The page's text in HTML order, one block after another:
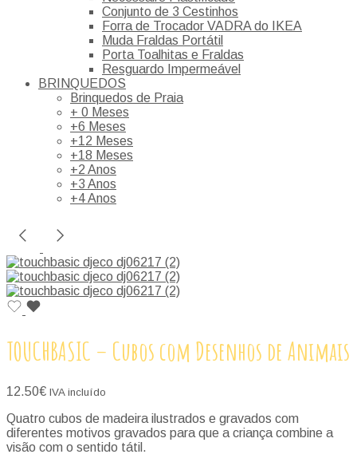
Conjunto de 3 Cestinhos
Forra de Trocador VADRA do IKEA
Muda Fraldas Portátil
Porta Toalhitas e Fraldas
Resguardo Impermeável
BRINQUEDOS
Brinquedos de Praia
+ 0 Meses
+6 Meses
+12 Meses
+18 Meses
+2 Anos
+3 Anos
+4 Anos
TOUCHBASIC – Cubos com Desenhos de Animais
12.50€ IVA incluído
Quatro cubos de madeira ilustrados e gravados com
diferentes motivos gravados para que a criança combine a
visão com o sentido tátil.